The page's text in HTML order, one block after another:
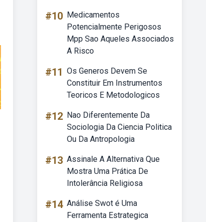
#10 Medicamentos
Potencialmente Perigosos
Mpp Sao Aqueles Associados
A Risco
#11 Os Generos Devem Se
Constituir Em Instrumentos
Teoricos E Metodologicos
#12 Nao Diferentemente Da
Sociologia Da Ciencia Politica
Ou Da Antropologia
#13 Assinale A Alternativa Que
Mostra Uma Prática De
Intolerância Religiosa
#14 Análise Swot é Uma
Ferramenta Estrategica